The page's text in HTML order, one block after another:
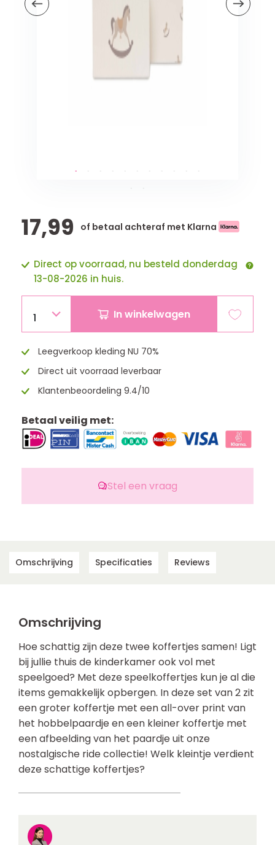
Kinderstoelen
17,99 of betaal achteraf met Klarna
Direct op voorraad, nu besteld donderdag
13-08-2026 in huis.
1 In winkelwagen
Leegverkoop kleding NU 70%
Direct uit voorraad leverbaar
Klantenbeoordeling 9.4/10
Betaal veilig met:
Stel een vraag
Omschrijving Specificaties Reviews
Omschrijving
Hoe schattig zijn deze twee koffertjes samen! Ligt
bij jullie thuis de kinderkamer ook vol met
speelgoed? Met deze speelkoffertjes kun je al die
items gemakkelijk opbergen. In deze set van 2 zit
een groter koffertje met een all-over print van
het hobbelpaardje en een kleiner koffertje met
een afbeelding van het paardje uit onze
nostalgische ride collectie! Welk kleintje verdient
deze schattige koffertjes?